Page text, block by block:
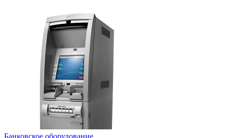
Банковское оборудование